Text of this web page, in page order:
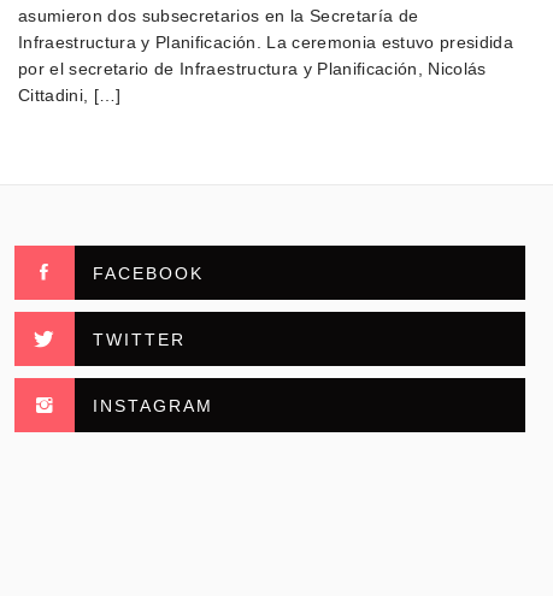
asumieron dos subsecretarios en la Secretaría de
Infraestructura y Planificación. La ceremonia estuvo presidida
por el secretario de Infraestructura y Planificación, Nicolás
Cittadini, […]
FACEBOOK
TWITTER
INSTAGRAM